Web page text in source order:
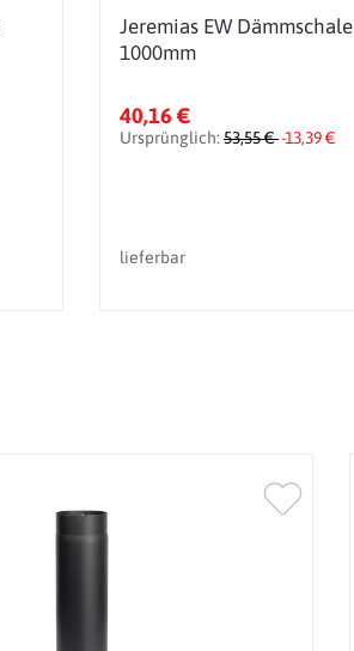
Jeremias EW Dämmschale
1000mm
40,16 €
Ursprünglich: 53,55 €-13,39 €
lieferbar